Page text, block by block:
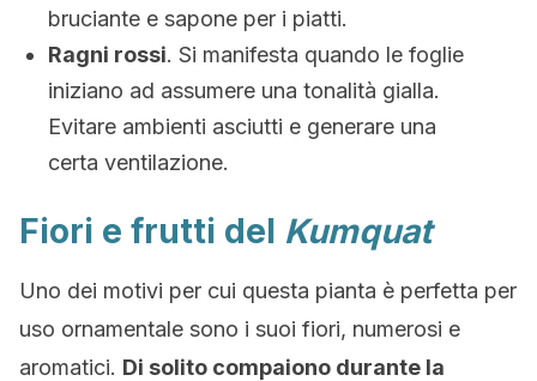
bruciante e sapone per i piatti.
Ragni rossi. Si manifesta quando le foglie
iniziano ad assumere una tonalità gialla.
Evitare ambienti asciutti e generare una
certa ventilazione.
Fiori e frutti del Kumquat
Uno dei motivi per cui questa pianta è perfetta per
uso ornamentale sono i suoi fiori, numerosi e
aromatici. Di solito compaiono durante la